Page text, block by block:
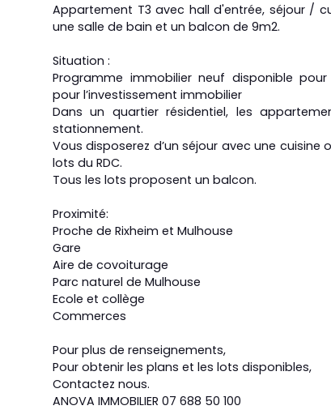
Appartement T3 avec hall d'entrée, séjour /
une salle de bain et un balcon de 9m2.
Situation :
Programme immobilier neuf disponible
pour l’investissement immobilier
Dans un quartier résidentiel, les
stationnement.
Vous disposerez d’un séjour avec une cuisine
lots du RDC.
Tous les lots proposent un balcon.
Proximité:
Proche de Rixheim et Mulhouse
Gare
Aire de covoiturage
Parc naturel de Mulhouse
Ecole et collège
Commerces
Pour plus de renseignements,
Pour obtenir les plans et les lots disponibles,
Contactez nous.
ANOVA IMMOBILIER 07 688 50 100